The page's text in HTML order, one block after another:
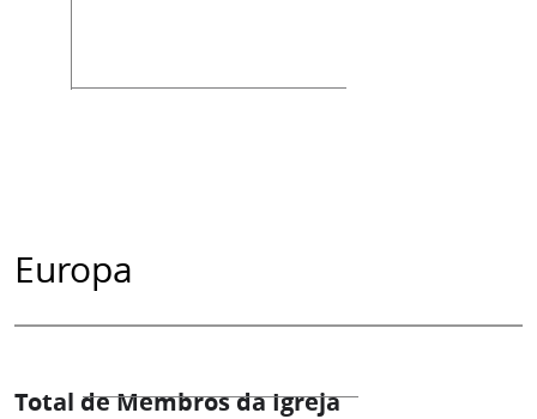
Europa
Total de Membros da Igreja